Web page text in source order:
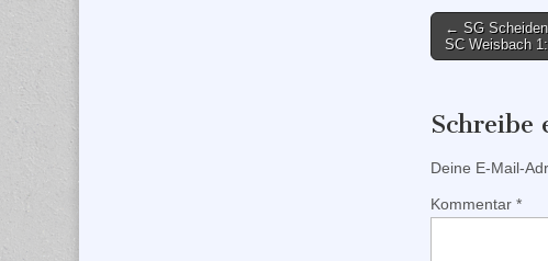
Post
navigation
← SG
SC Weisbach
Schreibe
Deine E-Mail-
Kommentar *